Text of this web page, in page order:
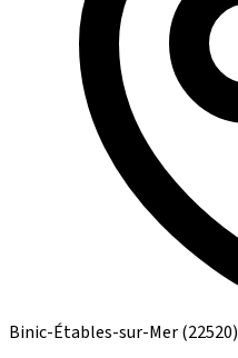
Binic-Étables-sur-Mer(22520)